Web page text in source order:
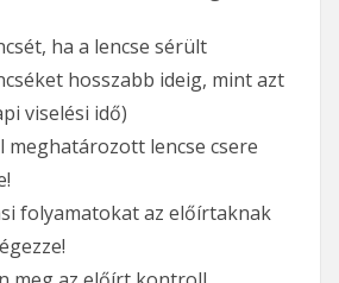
ha a lencse sérült
hosszabb ideig, mint azt
viselési idő)
meghatározott lencse csere
folyamatokat az előírtaknak